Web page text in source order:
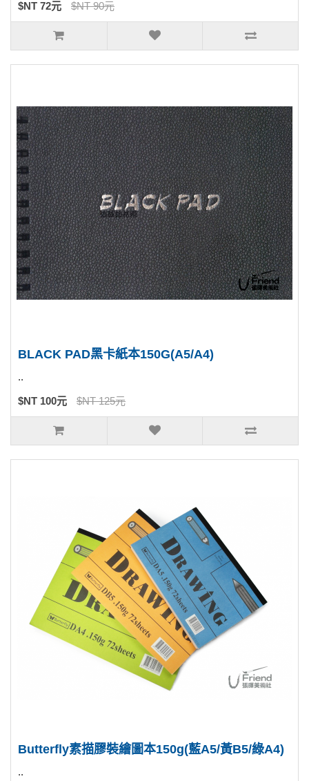
$NT 72元 $NT 90元
BLACK PAD黑卡紙本150G(A5/A4)
..
$NT 100元 $NT 125元
Butterfly素描膠裝繪圖本150g(藍A5/黃B5/綠A4)
..